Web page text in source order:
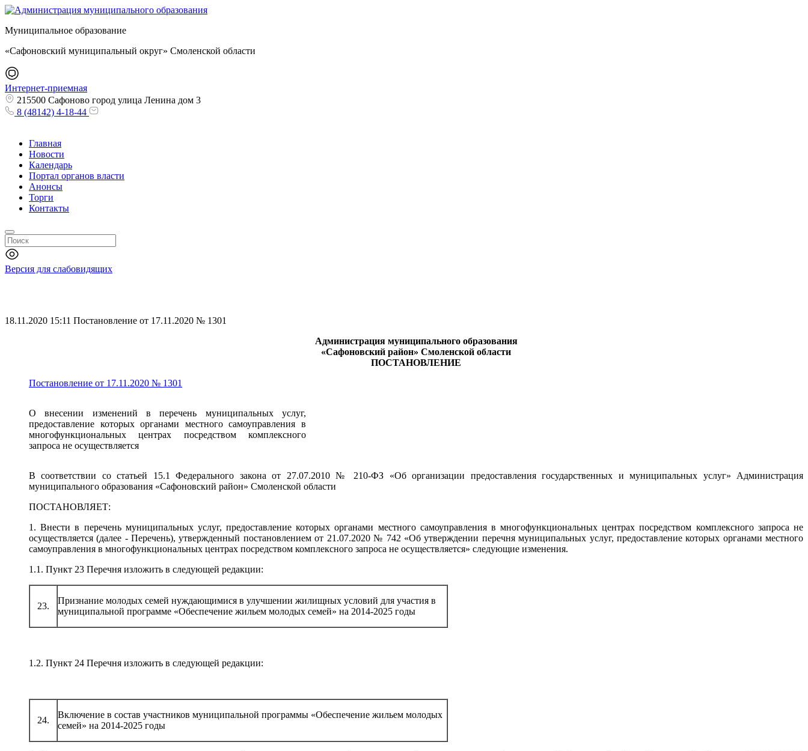
Муниципальное образование
«Сафоновский муниципальный округ» Смоленской области
Интернет-приемная
215500 Сафоново город улица Ленина дом 3
8 (48142) 4-18-44
Главная
Новости
Календарь
Портал органов власти
Анонсы
Торги
Контакты
Версия для слабовидящих
18.11.2020 15:11 Постановление от 17.11.2020 № 1301
Администрация муниципального образования
«Сафоновский район» Смоленской области
ПОСТАНОВЛЕНИЕ
Постановление от 17.11.2020 № 1301
О внесении изменений в перечень муниципальных услуг,
предоставление которых органами местного самоуправления в
многофункциональных центрах посредством комплексного
запроса не осуществляется
В соответствии со статьей 15.1 Федерального закона от 27.07.2010 № 210-ФЗ «Об организации предоставления государственных и муниципальных услуг» Администрация
муниципального образования «Сафоновский район» Смоленской области
ПОСТАНОВЛЯЕТ:
1. Внести в перечень муниципальных услуг, предоставление которых органами местного самоуправления в многофункциональных центрах посредством комплексного запроса не
осуществляется (далее - Перечень), утвержденный постановлением от 21.07.2020 № 742 «Об утверждении перечня муниципальных услуг, предоставление которых органами местного
самоуправления в многофункциональных центрах посредством комплексного запроса не осуществляется» следующие изменения.
1.1. Пункт 23 Перечня изложить в следующей редакции:
23.
Признание молодых семей нуждающимися в улучшении жилищных условий для участия в
муниципальной программе «Обеспечение жильем молодых семей» на 2014-2025 годы
1.2. Пункт 24 Перечня изложить в следующей редакции:
24.
Включение в состав участников муниципальной программы «Обеспечение жильем молодых
семей» на 2014-2025 годы